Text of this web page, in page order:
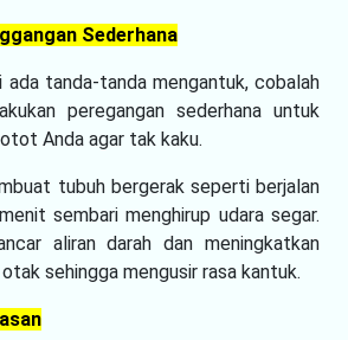
Sederhana
ada tanda-tanda mengantuk, cobalah
peregangan sederhana untuk
Anda agar tak kaku.
tubuh bergerak seperti berjalan
sembari menghirup udara segar.
aliran darah dan meningkatkan
sehingga mengusir rasa kantuk.